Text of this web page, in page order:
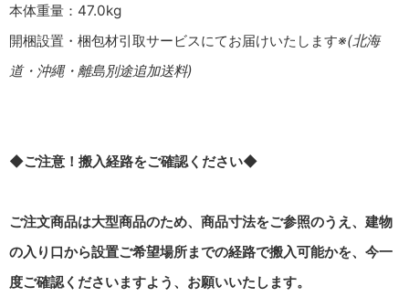
本体重量：47.0kg
開梱設置・梱包材引取サービスにてお届けいたします※(北海
道・沖縄・離島別途追加送料)
◆ご注意！搬入経路をご確認ください◆
ご注文商品は大型商品のため、商品寸法をご参照のうえ、建物
の入り口から設置ご希望場所までの経路で搬入可能かを、今一
度ご確認くださいますよう、お願いいたします。